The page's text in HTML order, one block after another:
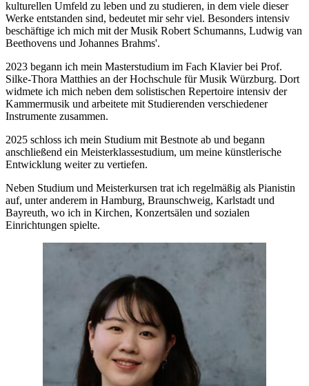
kulturellen Umfeld zu leben und zu studieren, in dem viele dieser
Werke entstanden sind, bedeutet mir sehr viel. Besonders intensiv
beschäftige ich mich mit der Musik Robert Schumanns, Ludwig van
Beethovens und Johannes Brahms'.
2023 begann ich mein Masterstudium im Fach Klavier bei Prof.
Silke‑Thora Matthies an der Hochschule für Musik Würzburg. Dort
widmete ich mich neben dem solistischen Repertoire intensiv der
Kammermusik und arbeitete mit Studierenden verschiedener
Instrumente zusammen.
2025 schloss ich mein Studium mit Bestnote ab und begann
anschließend ein Meisterklassestudium, um meine künstlerische
Entwicklung weiter zu vertiefen.
Neben Studium und Meisterkursen trat ich regelmäßig als Pianistin
auf, unter anderem in Hamburg, Braunschweig, Karlstadt und
Bayreuth, wo ich in Kirchen, Konzertsälen und sozialen
Einrichtungen spielte.